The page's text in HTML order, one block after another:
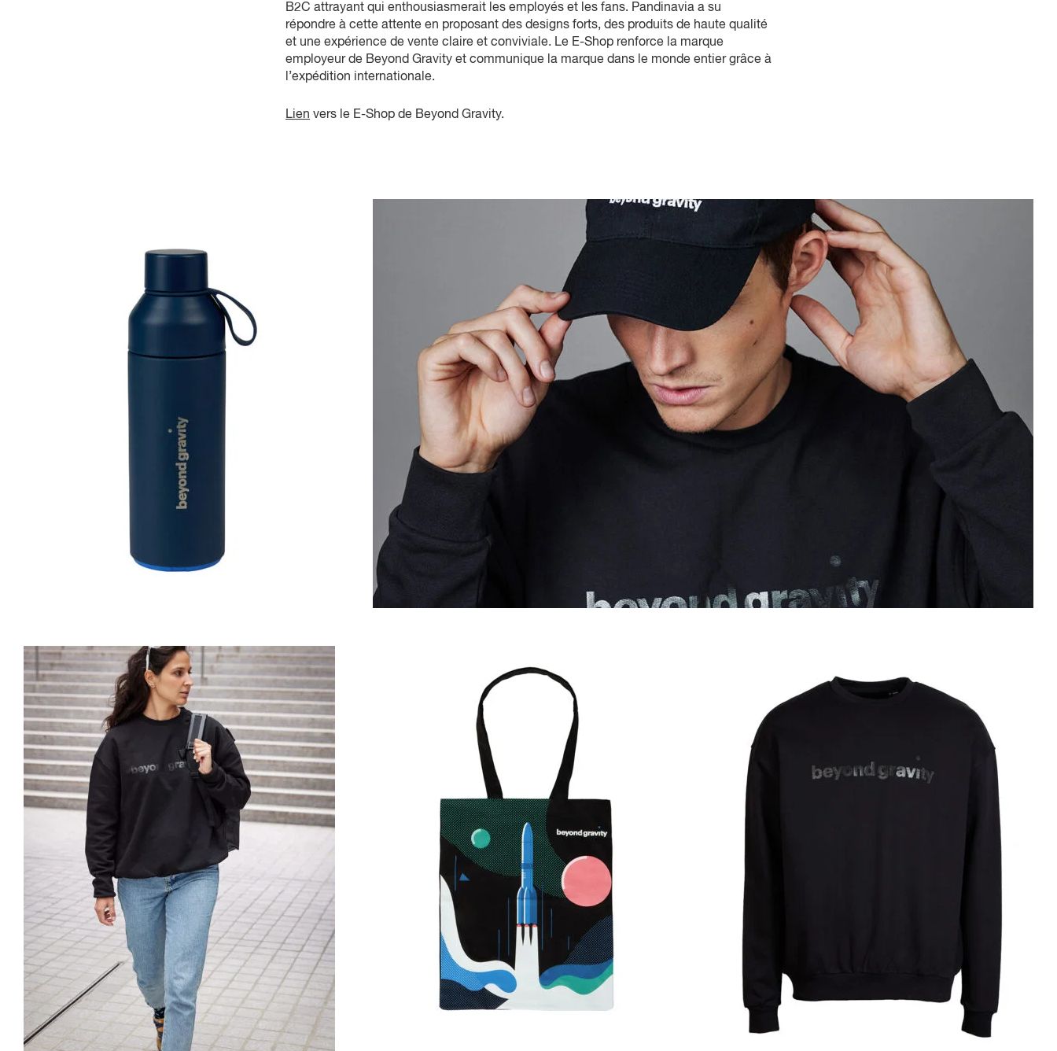
B2C attrayant qui enthousiasmerait les employés et les fans. Pandinavia a su
répondre à cette attente en proposant des designs forts, des produits de haute qualité
et une expérience de vente claire et conviviale. Le E-Shop renforce la marque
employeur de Beyond Gravity et communique la marque dans le monde entier grâce à
l’expédition internationale.
Lien vers le E-Shop de Beyond Gravity.